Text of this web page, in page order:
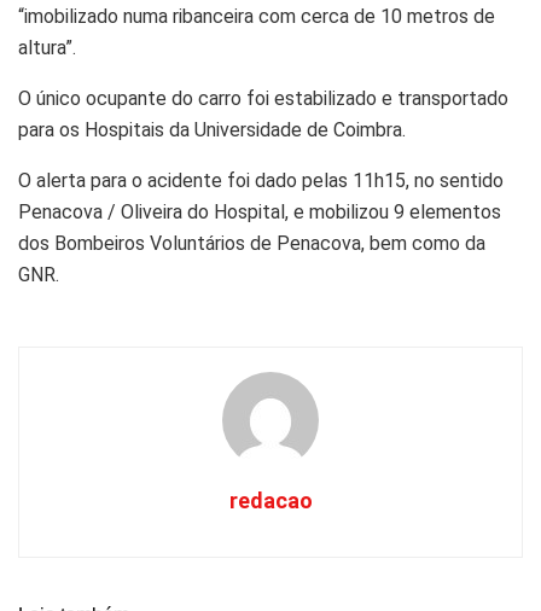
“imobilizado numa ribanceira com cerca de 10 metros de
altura”.
O único ocupante do carro foi estabilizado e transportado
para os Hospitais da Universidade de Coimbra.
O alerta para o acidente foi dado pelas 11h15, no sentido
Penacova / Oliveira do Hospital, e mobilizou 9 elementos
dos Bombeiros Voluntários de Penacova, bem como da
GNR.
redacao